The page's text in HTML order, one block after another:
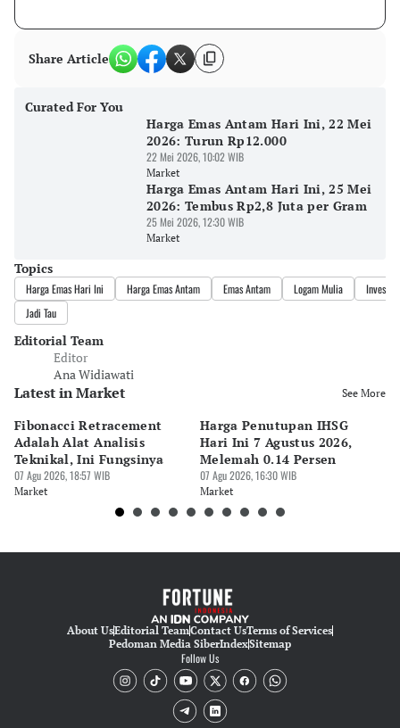
Share Article
Curated For You
Harga Emas Antam Hari Ini, 22 Mei
2026: Turun Rp12.000
22 Mei 2026, 10:02 WIB
Market
Harga Emas Antam Hari Ini, 25 Mei
2026: Tembus Rp2,8 Juta per Gram
25 Mei 2026, 12:30 WIB
Market
Topics
Harga Emas Hari Ini Harga Emas Antam Emas Antam Logam Mulia
Jadi Tau
Editorial Team
Editor
Ana Widiawati
Latest in Market See More
Fibonacci Retracement
Adalah Alat Analisis
Teknikal, Ini Fungsinya
07 Agu 2026, 18:57 WIB
Market
Harga Penutupan IHSG
Hari Ini 7 Agustus 2026,
Melemah 0.14 Persen
07 Agu 2026, 16:30 WIB
Market
About UsEditorial TeamContact UsTerms of Services
Pedoman Media SiberIndexSitemap
Follow Us